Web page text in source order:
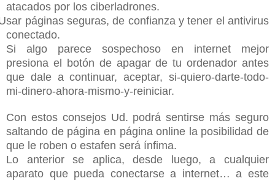
atacados por los ciberladrones.
páginas seguras, de confianza y tener el antivirus
conectado.
Si algo parece sospechoso en internet mejor
presiona el botón de apagar de tu ordenador antes
que dale a continuar, aceptar, si-quiero-darte-todo-
mi-dinero-ahora-mismo-y-reiniciar.
Con estos consejos Ud. podrá sentirse más seguro
saltando de página en página online la posibilidad de
que le roben o estafen será ínfima.
Lo anterior se aplica, desde luego, a cualquier
aparato que pueda conectarse a internet… a este